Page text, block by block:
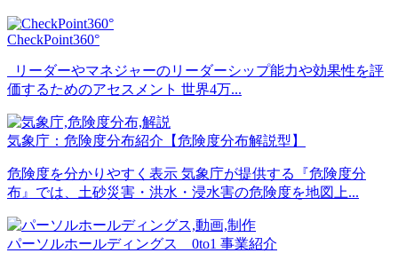
CheckPoint360°
リーダーやマネジャーのリーダーシップ能力や効果性を評
価するためのアセスメント 世界4万...
気象庁：危険度分布紹介【危険度分布解説型】
危険度を分かりやすく表示 気象庁が提供する『危険度分
布』では、土砂災害・洪水・浸水害の危険度を地図上...
パーソルホールディングス 0to1 事業紹介